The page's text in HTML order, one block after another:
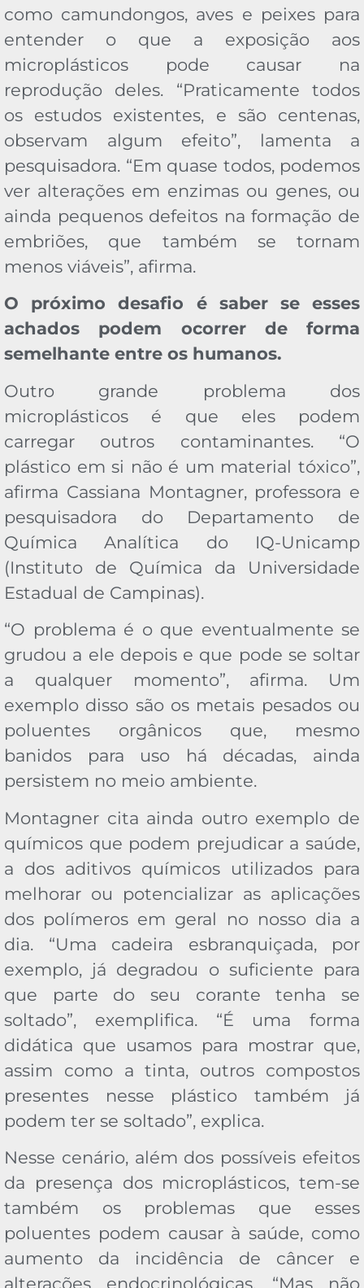
como camundongos, aves e peixes para
entender o que a exposição aos
microplásticos pode causar na
reprodução deles. “Praticamente todos
os estudos existentes, e são centenas,
observam algum efeito”, lamenta a
pesquisadora. “Em quase todos, podemos
ver alterações em enzimas ou genes, ou
ainda pequenos defeitos na formação de
embriões, que também se tornam
menos viáveis”, afirma.
O próximo desafio é saber se esses
achados podem ocorrer de forma
semelhante entre os humanos.
Outro grande problema dos
microplásticos é que eles podem
carregar outros contaminantes. “O
plástico em si não é um material tóxico”,
afirma Cassiana Montagner, professora e
pesquisadora do Departamento de
Química Analítica do IQ-Unicamp
(Instituto de Química da Universidade
Estadual de Campinas).
“O problema é o que eventualmente se
grudou a ele depois e que pode se soltar
a qualquer momento”, afirma. Um
exemplo disso são os metais pesados ou
poluentes orgânicos que, mesmo
banidos para uso há décadas, ainda
persistem no meio ambiente.
Montagner cita ainda outro exemplo de
químicos que podem prejudicar a saúde,
a dos aditivos químicos utilizados para
melhorar ou potencializar as aplicações
dos polímeros em geral no nosso dia a
dia. “Uma cadeira esbranquiçada, por
exemplo, já degradou o suficiente para
que parte do seu corante tenha se
soltado”, exemplifica. “É uma forma
didática que usamos para mostrar que,
assim como a tinta, outros compostos
presentes nesse plástico também já
podem ter se soltado”, explica.
Nesse cenário, além dos possíveis efeitos
da presença dos microplásticos, tem-se
também os problemas que esses
poluentes podem causar à saúde, como
aumento da incidência de câncer e
alterações endocrinológicas. “Mas não